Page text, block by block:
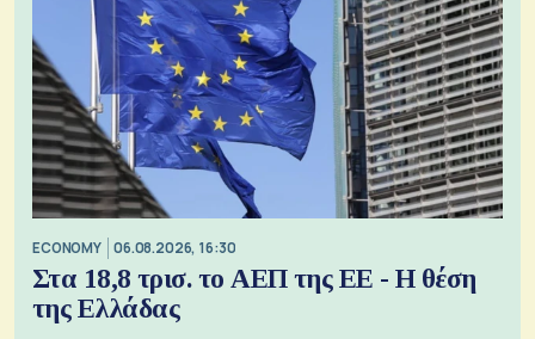
ECONOMY 06.08.2026, 16:30
Στα 18,8 τρισ. το ΑΕΠ της ΕΕ - Η θέση
της Ελλάδας